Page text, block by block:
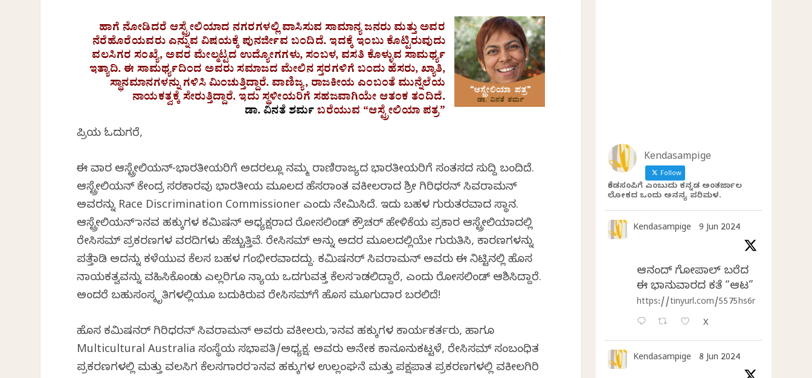
ಹಾಗೆ ನೋಡಿದರೆ ಆಸ್ಟ್ರೇಲಿಯಾದ ನಗರಗಳಲ್ಲಿ ವಾಸಿಸುವ ಸಾಮಾನ್ಯ ಜನರು ಮತ್ತು ಅವರ
ನೆರೆಹೊರೆಯವರು ಎನ್ನುವ ವಿಷಯಕ್ಕೆ ಪುನರ್ಜೀವ ಬಂದಿದೆ. ಇದಕ್ಕೆ ಇಂಬು ಕೊಟ್ಟಿರುವುದು
ವಲಸಿಗರ ಸಂಖ್ಯೆ, ಅವರ ಮೇಲ್ಮಟ್ಟದ ಉದ್ಯೋಗಗಳು, ಸಂಬಳ, ವಸತಿ ಕೊಳ್ಳುವ ಸಾಮರ್ಥ್ಯ
ಇತ್ಯಾದಿ. ಈ ಸಾಮರ್ಥ್ಯದಿಂದ ಅವರು ಸಮಾಜದ ಮೇಲಿನ ಸ್ತರಗಳಿಗೆ ಬಂದು ಹೆಸರು, ಖ್ಯಾತಿ,
ಸ್ಥಾನಮಾನಗಳನ್ನು ಗಳಿಸಿ ಮಿಂಚುತ್ತಿದ್ದಾರೆ. ವಾಣಿಜ್ಯ, ರಾಜಕೀಯ ಎಂಬಂತೆ ಮುನ್ನೆಲೆಯ
ನಾಯಕತ್ವಕ್ಕೆ ಸೇರುತ್ತಿದ್ದಾರೆ. ಇದು ಸ್ಥಳೀಯರಿಗೆ ಸಹಜವಾಗಿಯೇ ಆತಂಕ ತಂದಿದೆ.
ಡಾ. ವಿನತೆ ಶರ್ಮಬರೆಯುವ “ಆಸ್ಟ್ರೇಲಿಯಾ ಪತ್ರ”
ಪ್ರಿಯ ಓದುಗರೆ,
ಈ ವಾರ ಆಸ್ಟ್ರೇಲಿಯನ್-ಭಾರತೀಯರಿಗೆ ಅದರಲ್ಲೂ ನಮ್ಮ ರಾಣಿರಾಜ್ಯದ ಭಾರತೀಯರಿಗೆ ಸಂತಸದ ಸುದ್ದಿ ಬಂದಿದೆ.
ಆಸ್ಟ್ರೇಲಿಯನ್ ಕೇಂದ್ರ ಸರಕಾರವು ಭಾರತೀಯ ಮೂಲದ ಹೆಸರಾಂತ ವಕೀಲರಾದ ಶ್ರೀ ಗಿರಿಧರನ್ ಸಿವರಾಮನ್
ಅವರನ್ನು Race Discrimination Commissioner ಎಂದು ನೇಮಿಸಿದೆ. ಇದು ಬಹಳ ಗುರುತರವಾದ ಸ್ಥಾನ.
ಆಸ್ಟ್ರೇಲಿಯನ್ ಮಾನವ ಹಕ್ಕುಗಳ ಕಮಿಷನ್ ಅಧ್ಯಕ್ಷರಾದ ರೋಸಲಿಂಡ್ ಕ್ರೌಚರ್ ಹೇಳಿಕೆಯ ಪ್ರಕಾರ ಆಸ್ಟ್ರೇಲಿಯಾದಲ್ಲಿ
ರೇಸಿಸಮ್ ಪ್ರಕರಣಗಳ ವರದಿಗಳು ಹೆಚ್ಚುತ್ತಿವೆ. ರೇಸಿಸಮ್ ಅನ್ನು ಅದರ ಮೂಲದಲ್ಲಿಯೇ ಗುರುತಿಸಿ, ಕಾರಣಗಳನ್ನು
ಪತ್ತೆಮಾಡಿ ಅದನ್ನು ಕಳೆಯುವ ಕೆಲಸ ಬಹಳ ಗಂಭೀರವಾದದ್ದು. ಕಮಿಷನರ್ ಸಿವರಾಮನ್ ಅವರು ಈ ನಿಟ್ಟಿನಲ್ಲಿ ಹೊಸ
ನಾಯಕತ್ವವನ್ನು ವಹಿಸಿಕೊಂಡು ಎಲ್ಲರಿಗೂ ನ್ಯಾಯ ಒದಗುವತ್ತ ಕೆಲಸ ಮಾಡಲಿದ್ದಾರೆ, ಎಂದು ರೋಸಲಿಂಡ್ ಆಶಿಸಿದ್ದಾರೆ.
ಅಂದರೆ ಬಹುಸಂಸ್ಕೃತಿಗಳಲ್ಲಿಯೂ ಬದುಕಿರುವ ರೇಸಿಸಮ್‌ಗೆ ಹೊಸ ಮೂಗುದಾರ ಬರಲಿದೆ!
ಹೊಸ ಕಮಿಷನರ್ ಗಿರಿಧರನ್ ಸಿವರಾಮನ್ ಅವರು ವಕೀಲರು, ಮಾನವ ಹಕ್ಕುಗಳ ಕಾರ್ಯಕರ್ತರು, ಹಾಗೂ
Multicultural Australia ಸಂಸ್ಥೆಯ ಸಭಾಪತಿ/ಅಧ್ಯಕ್ಷ. ಅವರು ಅನೇಕ ಕಾನೂನುಕಟ್ಟಳೆ, ರೇಸಿಸಮ್ ಸಂಬಂಧಿತ
ಪ್ರಕರಣಗಳಲ್ಲಿ ಮತ್ತು ವಲಸಿಗ ಕೆಲಸಗಾರರ ಮಾನವ ಹಕ್ಕುಗಳ ಉಲ್ಲಂಘನೆ ಮತ್ತು ಪಕ್ಷಪಾತ ಪ್ರಕರಣಗಳಲ್ಲಿ ವಕೀಲಗಿರಿ
Kendasampige
Follow
ಕೆಂಡಸಂಪಿಗೆ ಎಂಬುದು ಕನ್ನಡ ಅಂತರ್ಜಾಲ
ಲೋಕದ ಒಂದು ಅನನ್ಯ ಪರಿಮಳ.
Kendasampige 9 Jun 2024
ಆನಂದ್‌ ಗೋಪಾಲ್‌ ಬರೆದ
ಈ ಭಾನುವಾರದ ಕತೆ “ಆಟ”
https://tinyurl.com/5575hs6r
X
Kendasampige 8 Jun 2024